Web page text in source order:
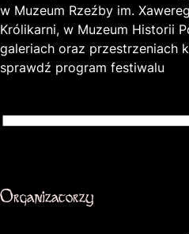
w Muzeum Rzeźby im.
Królikarni, w Muzeum Historii
galeriach oraz przestrzeniach
sprawdź program festiwalu
Organizatorzy